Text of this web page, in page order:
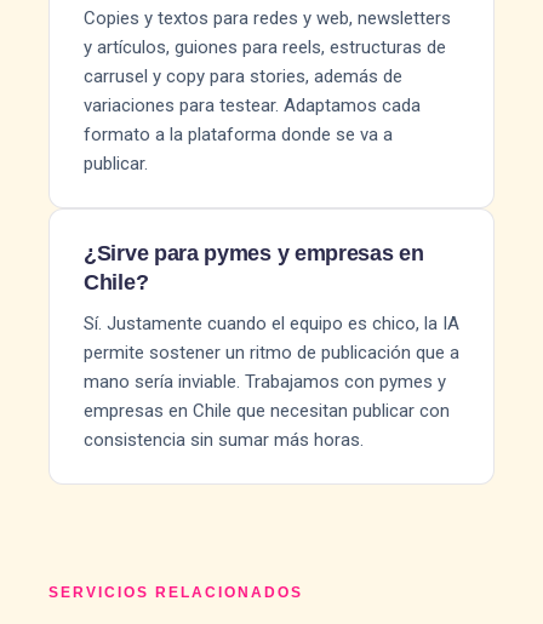
Copies y textos para redes y web, newsletters
y artículos, guiones para reels, estructuras de
carrusel y copy para stories, además de
variaciones para testear. Adaptamos cada
formato a la plataforma donde se va a
publicar.
¿Sirve para pymes y empresas en
Chile?
Sí. Justamente cuando el equipo es chico, la IA
permite sostener un ritmo de publicación que a
mano sería inviable. Trabajamos con pymes y
empresas en Chile que necesitan publicar con
consistencia sin sumar más horas.
SERVICIOS RELACIONADOS